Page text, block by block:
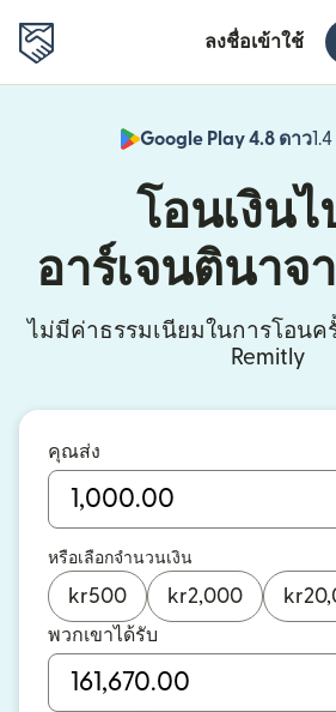
ลงชื่อเข้าใช้
Google Play 4.8 ดาว
โอนเงินไ
อาร์เจนตินาจ
ไม่มีค่าธรรมเนียมในการโอน
Remitly
คุณส่ง
หรือเลือกจำนวนเงิน
kr500 kr2,000 kr
พวกเขาได้รับ